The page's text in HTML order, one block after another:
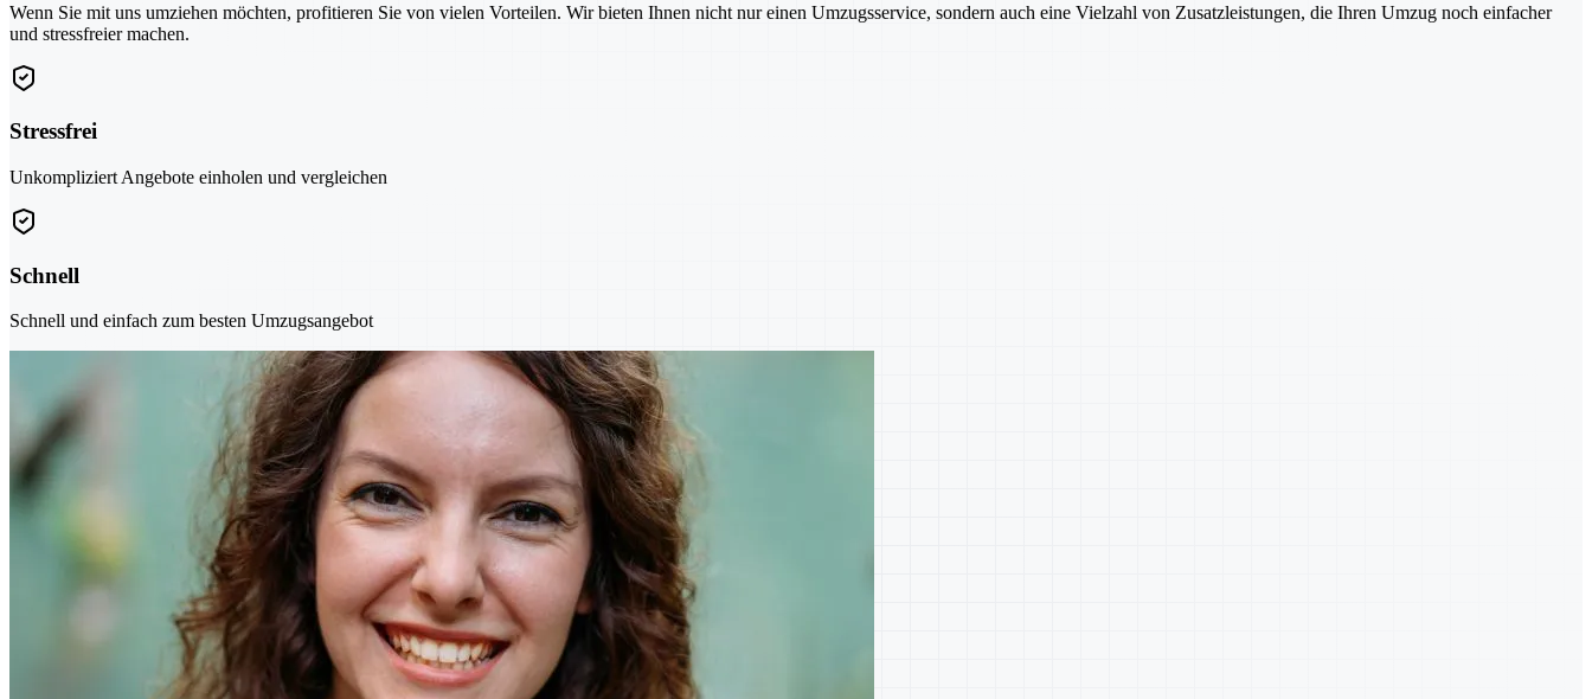
Wenn Sie mit uns umziehen möchten, profitieren Sie von vielen Vorteilen. Wir bieten Ihnen nicht nur einen Umzugsservice, sondern auch eine Vielzahl von Zusatzleistungen, die Ihren Umzug noch einfacher
und stressfreier machen.
Stressfrei
Unkompliziert Angebote einholen und vergleichen
Schnell
Schnell und einfach zum besten Umzugsangebot